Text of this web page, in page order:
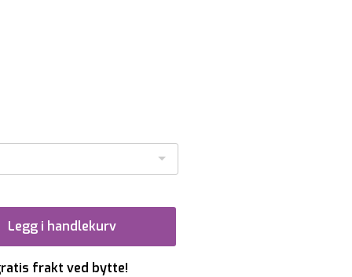
Legg i handlekurv
frakt ved bytte!